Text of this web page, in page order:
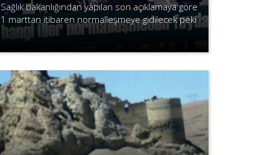
Sağlık bakanlığından yapılan son açıklamaya göre
1 marttan itibaren normalleşmeye gidilecek peki
hangi iller faydalanacak.
Devamını Oku